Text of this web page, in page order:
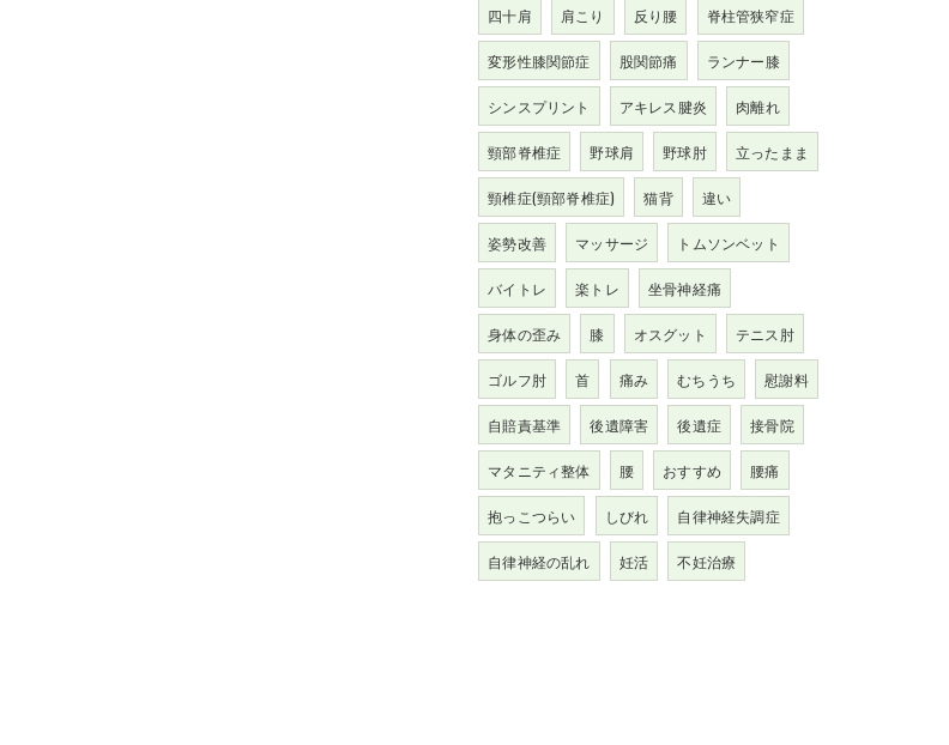
四十肩 肩こり 反り腰 脊柱管狭窄症
変形性膝関節症 股関節痛 ランナー膝
シンスプリント アキレス腱炎 肉離れ
頸部脊椎症 野球肩 野球肘 立ったまま
頸椎症(頸部脊椎症) 猫背 違い
姿勢改善 マッサージ トムソンベット
バイトレ 楽トレ 坐骨神経痛
身体の歪み 膝 オスグット テニス肘
ゴルフ肘 首 痛み むちうち 慰謝料
自賠責基準 後遺障害 後遺症 接骨院
マタニティ整体 腰 おすすめ 腰痛
抱っこつらい しびれ 自律神経失調症
自律神経の乱れ 妊活 不妊治療